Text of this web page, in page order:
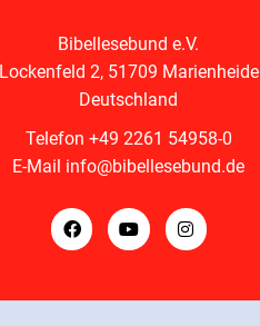
Bibellesebund e.V.
Lockenfeld 2, 51709 Marienheide
Deutschland
Telefon +49 2261 54958-0
E-Mail info@bibellesebund.de